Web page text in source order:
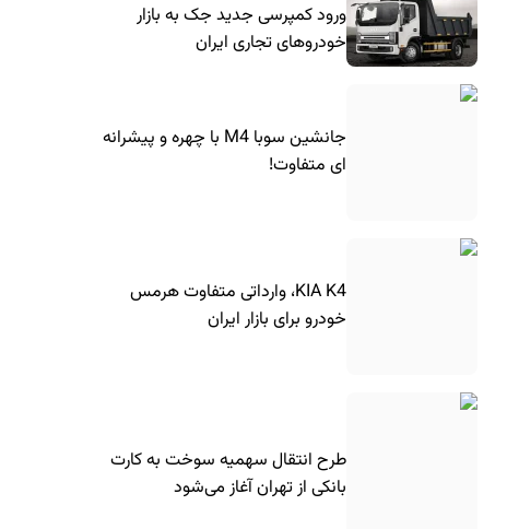
ورود کمپرسی جدید جک به بازار
خودروهای تجاری ایران
جانشین سوبا M4 با چهره و پیشرانه
ای متفاوت!
KIA K4، وارداتی متفاوت هرمس
خودرو برای بازار ایران
طرح انتقال سهمیه سوخت به کارت
بانکی از تهران آغاز می‌شود